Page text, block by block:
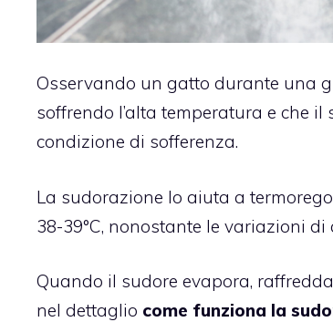
Osservando un gatto durante una
soffrendo l’alta temperatura e che
condizione di sofferenza.
La sudorazione lo aiuta a
38-39°C, nonostante le variazioni di
Quando il sudore evapora,
nel dettaglio come funziona la